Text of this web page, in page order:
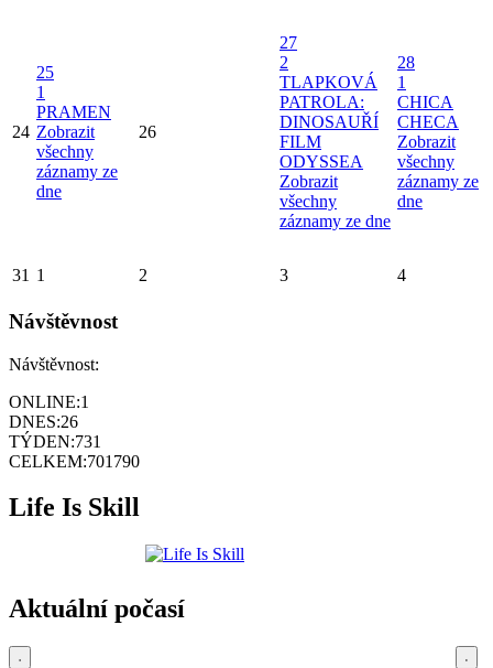
24
25
1
PRAMEN
Zobrazit
všechny
záznamy ze
dne
26
27
2
TLAPKOVÁ
PATROLA:
DINOSAUŘÍ
FILM
ODYSSEA
Zobrazit
všechny
záznamy ze dne
28
1
CHICA
CHECA
Zobrazit
všechny
záznamy ze
dne
31 1 2 3 4
Návštěvnost
Návštěvnost:
ONLINE:1
DNES:26
TÝDEN:731
CELKEM:701790
Life Is Skill
Aktuální počasí